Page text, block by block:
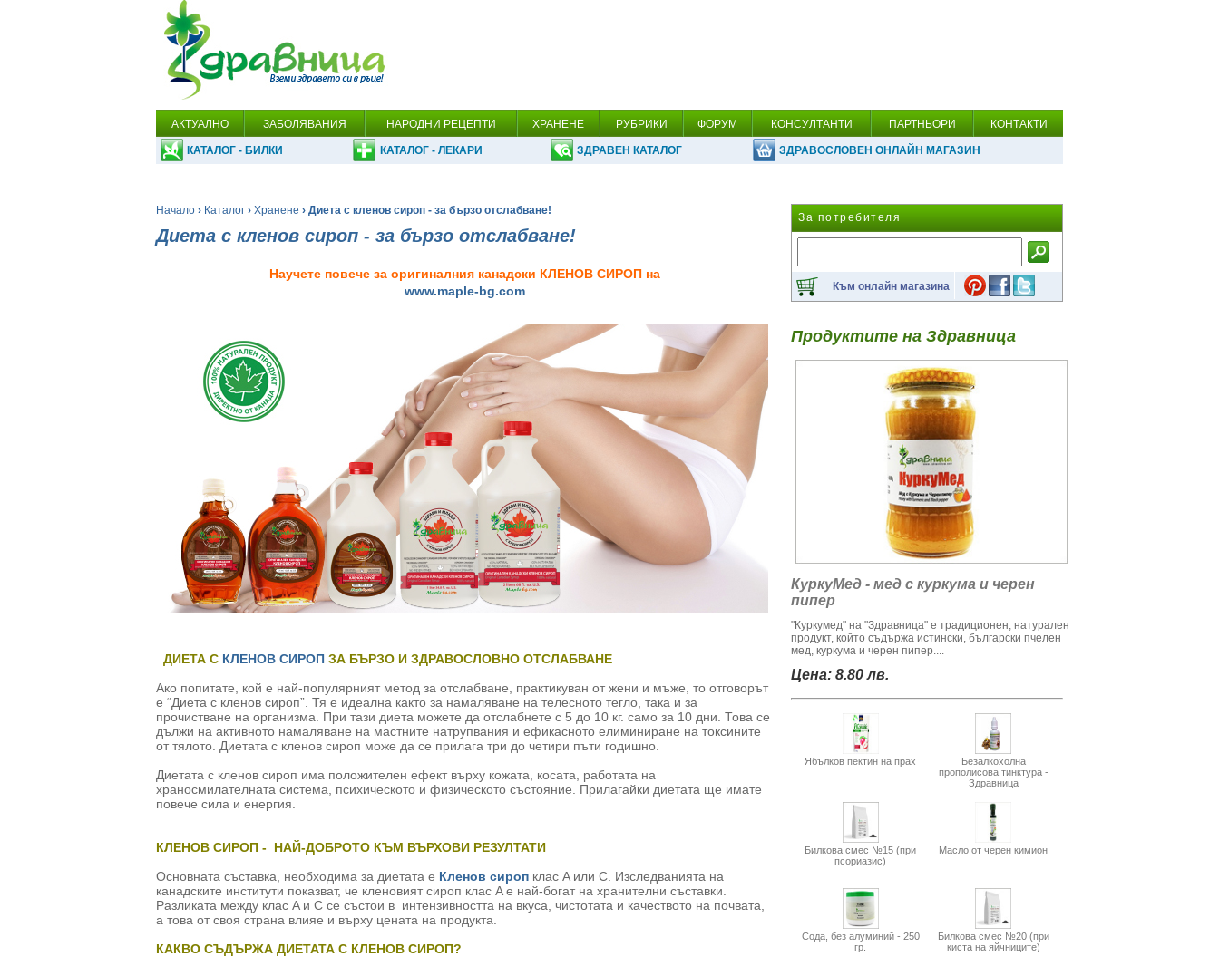
АКТУАЛНО ЗАБОЛЯВАНИЯ НАРОДНИ РЕЦЕПТИ ХРАНЕНЕ РУБРИКИ ФОРУМ КОНСУЛТАНТИ ПАРТНЬОРИ КОНТАКТИ
КАТАЛОГ - БИЛКИ КАТАЛОГ - ЛЕКАРИ ЗДРАВЕН КАТАЛОГ ЗДРАВОСЛОВЕН ОНЛАЙН МАГАЗИН
Начало › Каталог › Хранене › Диета с кленов сироп - за бързо отслабване!
Диета с кленов сироп - за бързо отслабване!
Научете повече за оригиналния канадски КЛЕНОВ СИРОП на
www.maple-bg.com
ДИЕТА С КЛЕНОВ СИРОП ЗА БЪРЗО И ЗДРАВОСЛОВНО ОТСЛАБВАНЕ
Ако попитате, кой е най-популярният метод за отслабване, практикуван от жени и мъже, то отговорът
е “Диета с кленов сироп”. Тя е идеална както за намаляване на телесното тегло, така и за
прочистване на организма. При тази диета можете да отслабнете с 5 до 10 кг. само за 10 дни. Това се
дължи на активното намаляване на мастните натрупвания и ефикасното елиминиране на токсините
от тялото. Диетата с кленов сироп може да се прилага три до четири пъти годишно.
Диетата с кленов сироп има положителен ефект върху кожата, косата, работата на
храносмилателната система, психическото и физическото състояние. Прилагайки диетата ще имате
повече сила и енергия.
КЛЕНОВ СИРОП - НАЙ-ДОБРОТО КЪМ ВЪРХОВИ РЕЗУЛТАТИ
Основната съставка, необходима за диетата е Кленов сироп клас A или C. Изследванията на
канадските институти показват, че кленовият сироп клас A е най-богат на хранителни съставки.
Разликата между клас A и С се състои в интензивността на вкуса, чистотата и качеството на почвата,
а това от своя страна влияе и върху цената на продукта.
КАКВО СЪДЪРЖА ДИЕТАТА С КЛЕНОВ СИРОП?
За потребителя
Към онлайн магазина
Продуктите на Здравница
КуркуМед - мед с куркума и черен
пипер
"Куркумед" на "Здравница" е традиционен, натурален
продукт, който съдържа истински, български пчелен
мед, куркума и черен пипер....
Цена: 8.80 лв.
Ябълков пектин на прах
Безалкохолна
прополисова тинктура -
Здравница
Билкова смес №15 (при
псориазис)
Масло от черен кимион
Сода, без алуминий - 250
гр.
Билкова смес №20 (при
киста на яйчниците)